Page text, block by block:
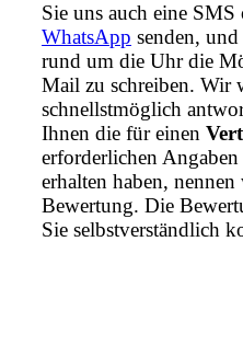
Sie uns auch eine
WhatsApp senden,
rund um die Uhr die
Mail zu schreiben. Wir
schnellstmöglich
Ihnen die für einen
erforderlichen
erhalten haben,
Bewertung. Die
Sie selbstverständlich